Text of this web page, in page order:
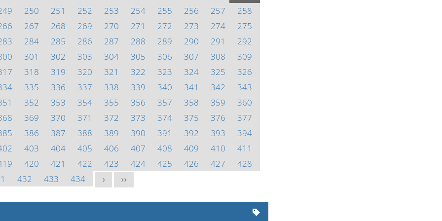
250 251 252 253 254 255 256 257
258
267 268 269 270 271 272 273 274
275
284 285 286 287 288 289 290 291
292
301 302 303 304 305 306 307 308
309
318 319 320 321 322 323 324 325
326
335 336 337 338 339 340 341 342
343
352 353 354 355 356 357 358 359
360
369 370 371 372 373 374 375 376
377
386 387 388 389 390 391 392 393
394
403 404 405 406 407 408 409 410
411
420 421 422 423 424 425 426 427
428
432 433 434 > >>